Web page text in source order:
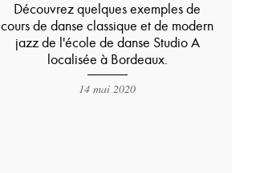
Découvrez quelques exemples de
cours de danse classique et de modern
jazz de l'école de danse Studio A
localisée à Bordeaux.
14 mai 2020